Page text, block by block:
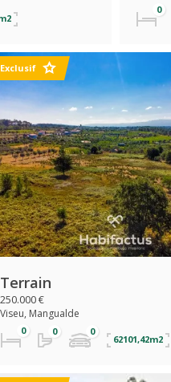
Exclusif
Terrain
250.000 €
Viseu, Mangualde
62101,42m2